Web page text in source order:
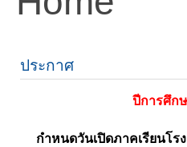
ประกาศ
ปีการศึก
กำหนดวันเปิดภาคเรียนโร